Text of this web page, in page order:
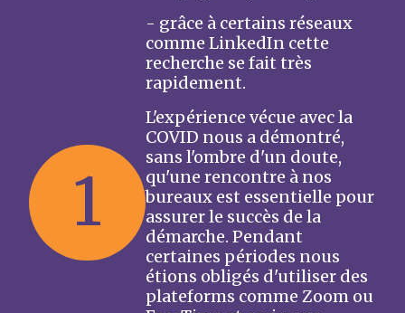
1
- grâce à certains réseaux
comme LinkedIn cette
recherche se fait très
rapidement.
L'expérience vécue avec la
COVID nous a démontré,
sans l'ombre d'un doute,
qu'une rencontre à nos
bureaux est essentielle pour
assurer le succès de la
démarche. Pendant
certaines périodes nous
étions obligés d'utiliser des
plateforms comme Zoom ou